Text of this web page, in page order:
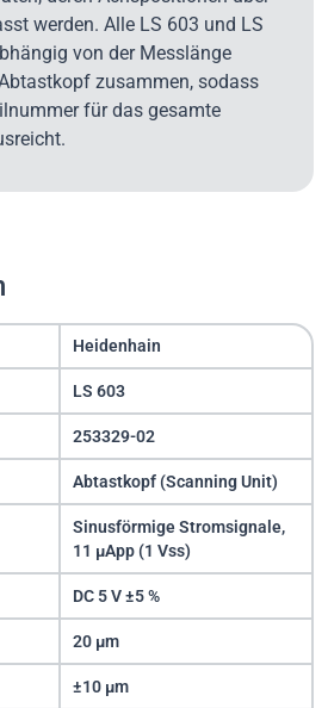
werden. Alle LS 603 und LS
von der Messlänge
zusammen, sodass
für das gesamte
Heidenhain
LS 603
253329-02
Abtastkopf (Scanning Unit)
Sinusförmige Stromsignale,
11 µApp (1 Vss)
DC 5 V ±5 %
20 µm
±10 µm